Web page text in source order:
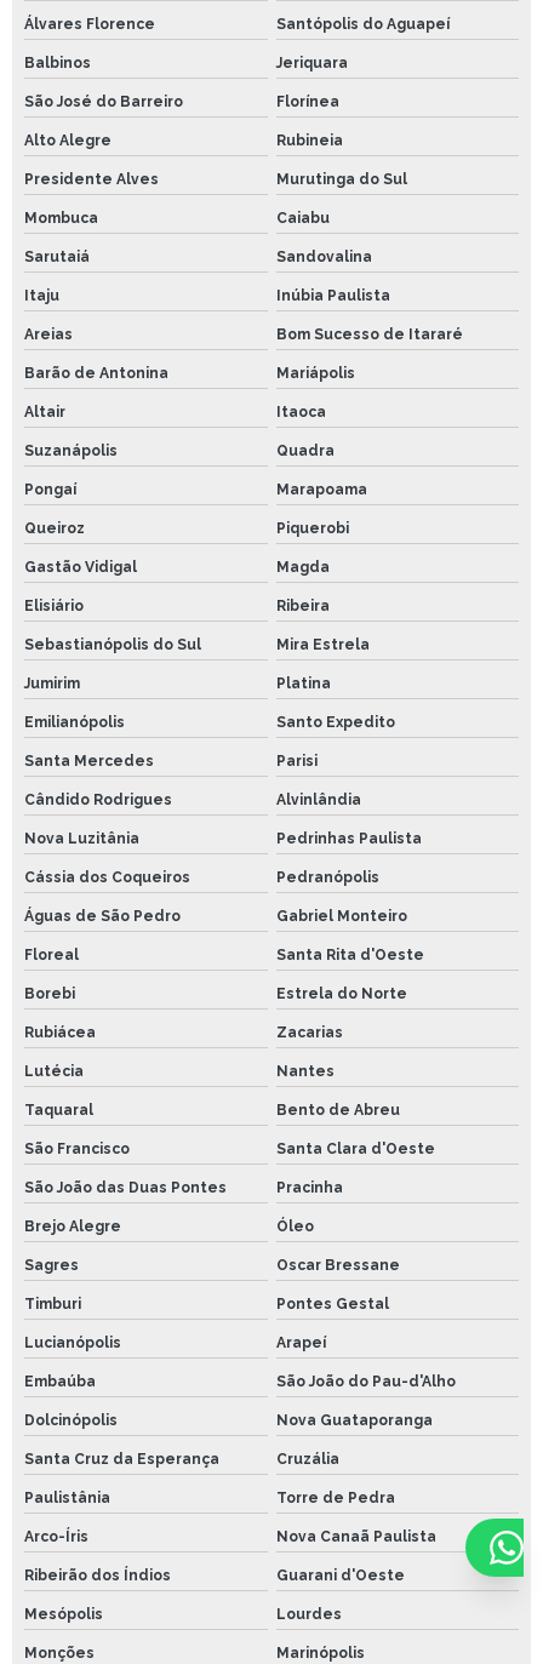
Álvares Florence Santópolis do Aguapeí
Balbinos Jeriquara
São José do Barreiro Florínea
Alto Alegre Rubineia
Presidente Alves Murutinga do Sul
Mombuca Caiabu
Sarutaiá Sandovalina
Itaju Inúbia Paulista
Areias Bom Sucesso de Itararé
Barão de Antonina Mariápolis
Altair Itaoca
Suzanápolis Quadra
Pongaí Marapoama
Queiroz Piquerobi
Gastão Vidigal Magda
Elisiário Ribeira
Sebastianópolis do Sul Mira Estrela
Jumirim Platina
Emilianópolis Santo Expedito
Santa Mercedes Parisi
Cândido Rodrigues Alvinlândia
Nova Luzitânia Pedrinhas Paulista
Cássia dos Coqueiros Pedranópolis
Águas de São Pedro Gabriel Monteiro
Floreal Santa Rita d'Oeste
Borebi Estrela do Norte
Rubiácea Zacarias
Lutécia Nantes
Taquaral Bento de Abreu
São Francisco Santa Clara d'Oeste
São João das Duas Pontes Pracinha
Brejo Alegre Óleo
Sagres Oscar Bressane
Timburi Pontes Gestal
Lucianópolis Arapeí
Embaúba São João do Pau-d'Alho
Dolcinópolis Nova Guataporanga
Santa Cruz da Esperança Cruzália
Paulistânia Torre de Pedra
Arco-Íris Nova Canaã Paulista
Ribeirão dos Índios Guarani d'Oeste
Mesópolis Lourdes
Monções Marinópolis